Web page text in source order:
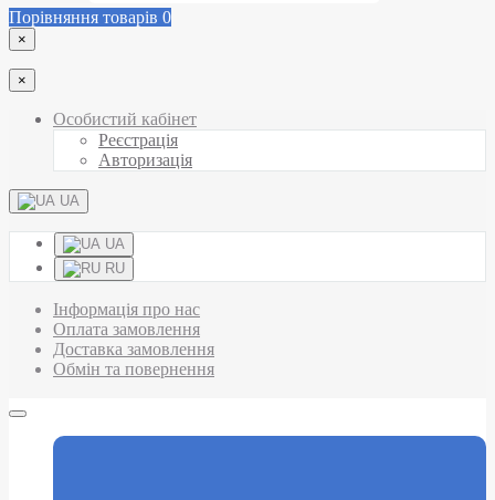
Порівняння товарів 0
×
×
Особистий кабінет
Реєстрація
Авторизація
UA
UA
RU
Інформація про нас
Оплата замовлення
Доставка замовлення
Обмін та повернення